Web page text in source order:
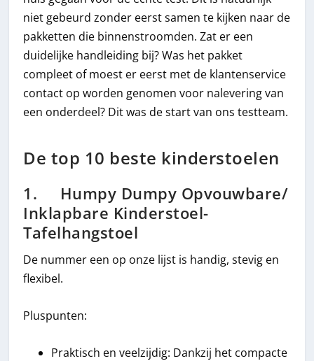
niet gebeurd zonder eerst samen te kijken naar de
pakketten die binnenstroomden. Zat er een
duidelijke handleiding bij? Was het pakket
compleet of moest er eerst met de klantenservice
contact op worden genomen voor nalevering van
een onderdeel? Dit was de start van ons testteam.
De top 10 beste kinderstoelen
1. Humpy Dumpy Opvouwbare/
Inklapbare Kinderstoel-
Tafelhangstoel
De nummer een op onze lijst is handig, stevig en
flexibel.
Pluspunten:
Praktisch en veelzijdig: Dankzij het compacte